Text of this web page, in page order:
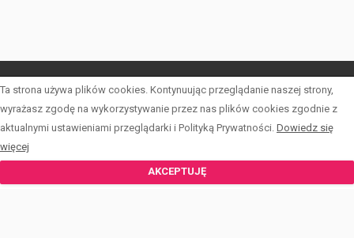
LISTA OFERT
INWESTYCJE
Ta strona używa plików cookies. Kontynuując przeglądanie naszej strony,
wyrażasz zgodę na wykorzystywanie przez nas plików cookies zgodnie z
aktualnymi ustawieniami przeglądarki i Polityką Prywatności. Dowiedz się
więcej
AKCEPTUJĘ